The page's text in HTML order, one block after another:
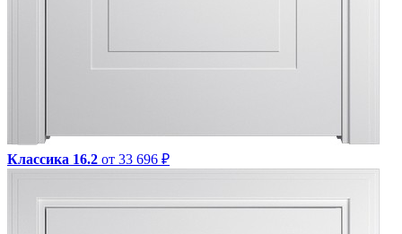
Классика 16.2 от 33 696 ₽